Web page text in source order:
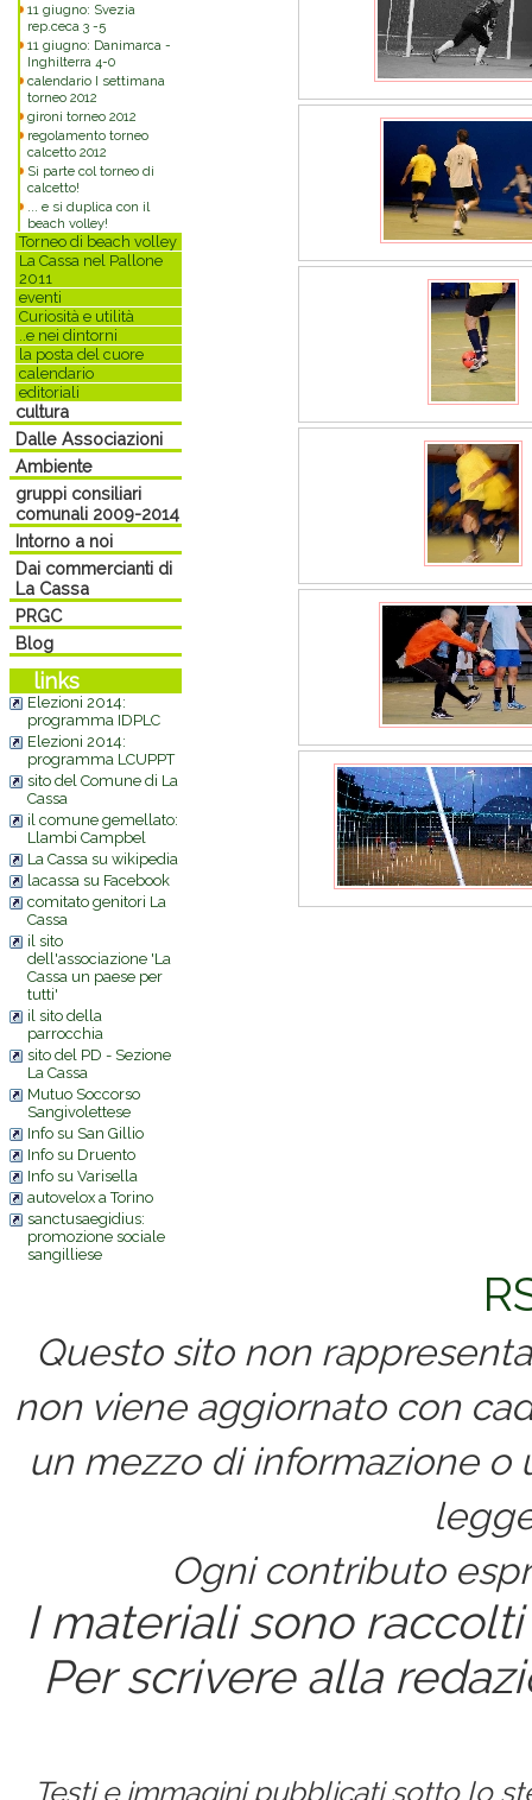
11 giugno: Svezia
rep.ceca 3 -5
11 giugno: Danimarca -
Inghilterra 4-0
calendario I settimana
torneo 2012
gironi torneo 2012
regolamento torneo
calcetto 2012
Si parte col torneo di
calcetto!
... e si duplica con il
beach volley!
Torneo di beach volley
La Cassa nel Pallone
2011
eventi
Curiosità e utilità
..e nei dintorni
la posta del cuore
calendario
editoriali
cultura
Dalle Associazioni
Ambiente
gruppi consiliari
comunali 2009-2014
Intorno a noi
Dai commercianti di
La Cassa
PRGC
Blog
links
Elezioni 2014:
programma IDPLC
Elezioni 2014:
programma LCUPPT
sito del Comune di La
Cassa
il comune gemellato:
Llambi Campbel
La Cassa su wikipedia
lacassa su Facebook
comitato genitori La
Cassa
il sito
dell'associazione 'La
Cassa un paese per
tutti'
il sito della
parrocchia
sito del PD - Sezione
La Cassa
Mutuo Soccorso
Sangivolettese
Info su San Gillio
Info su Druento
Info su Varisella
autovelox a Torino
sanctusaegidius:
promozione sociale
sangilliese
Questo sito non
non viene aggiornato con
un mezzo di informazione
Ogni contributo
I materiali sono
Per scrivere alla
Testi e immagini pubblicati sotto lo